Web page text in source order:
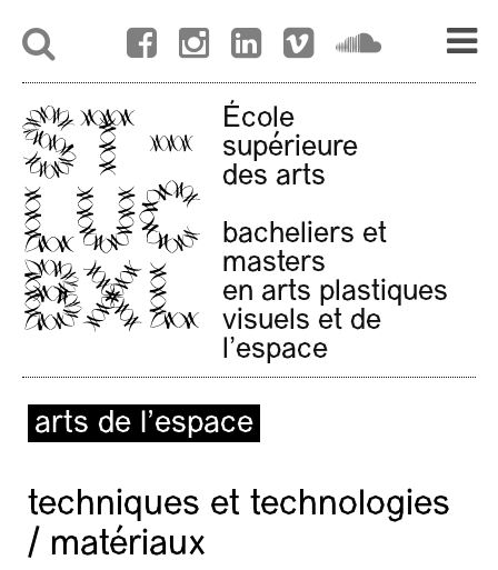
École
supérieure
des arts
bacheliers et
masters
en arts plastiques
visuels et de
l'espace
arts de l’espace
techniques et technologies
/ matériaux